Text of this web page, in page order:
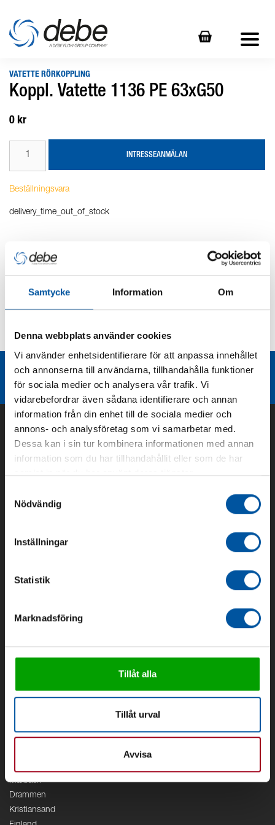
Samtycke Information Om
Denna webbplats använder cookies
Vi använder enhetsidentifierare för att anpassa innehållet
och annonserna till användarna, tillhandahålla funktioner
för sociala medier och analysera vår trafik. Vi
vidarebefordrar även sådana identifierare och annan
information från din enhet till de sociala medier och
annons- och analysföretag som vi samarbetar med.
Dessa kan i sin tur kombinera informationen med annan
information som du har tillhandahållit eller som de har
samlat in när du har använt deras tjänster.
Nödvändig
Inställningar
Statistik
Marknadsföring
Tillåt alla
Tillåt urval
Avvisa
VATETTE RÖRKOPPLING
Koppl. Vatette 1136 PE 63xG50
0 kr
INTRESSEANMÄLAN
Beställningsvara
delivery_time_out_of_stock
Produktbeskrivning
Kurvor
Teknisk dokumentation
Liknande produktgrupper
Om oss
Kontakt
Vattenförsörjning
Geoenergi
Cirkulation
Kontor
Stockholm
Marbäck
Drammen
Kristiansand